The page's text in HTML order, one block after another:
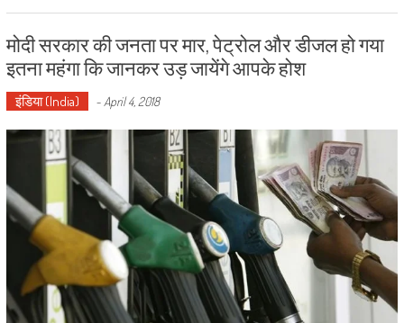
मोदी सरकार की जनता पर मार, पेट्रोल और डीजल हो गया
इतना महंगा कि जानकर उड़ जायेंगे आपके होश
इंडिया (India) - April 4, 2018